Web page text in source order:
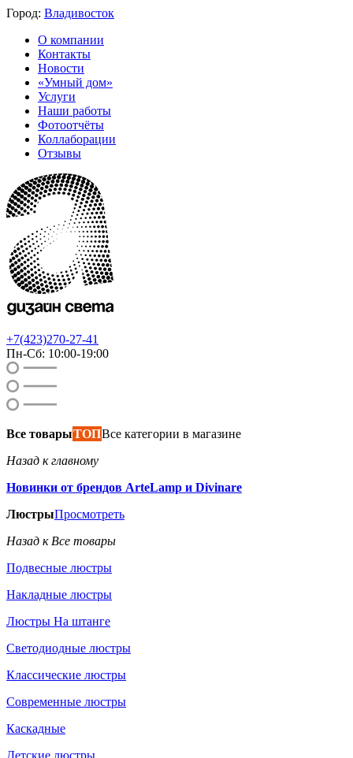
Город: Владивосток
О компании
Контакты
Новости
«Умный дом»
Услуги
Наши работы
Фотоотчёты
Коллаборации
Отзывы
+7(423)270-27-41
Пн-Сб: 10:00-19:00
Все товарыТОПВсе категории в магазине
Назад к главному
Новинки от брендов ArteLamp и Divinare
ЛюстрыПросмотреть
Назад к Все товары
Подвесные люстры
Накладные люстры
Люстры На штанге
Светодиодные люстры
Классические люстры
Современные люстры
Каскадные
Детские люстры